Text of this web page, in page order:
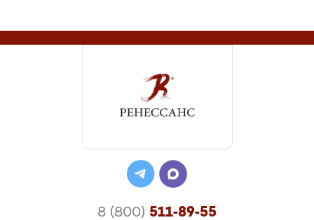
8 (800) 511-89-55